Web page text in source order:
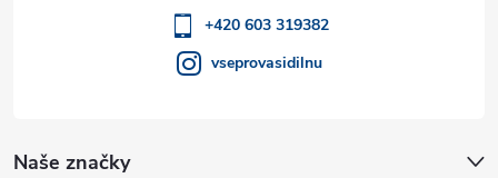
Naše značky
+420 603 319382
vseprovasidilnu